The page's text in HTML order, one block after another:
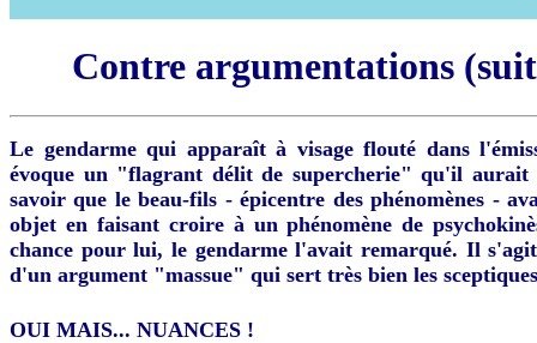
Contre argumentations
Le gendarme qui apparaît à visage flouté dans
évoque un "flagrant délit de supercherie" qu'il aurait
savoir que le beau-fils - épicentre des phénomènes -
objet en faisant croire à un phénomène de
chance pour lui, le gendarme l'avait remarqué. Il
d'un argument "massue" qui sert très bien les
OUI MAIS... NUANCES !